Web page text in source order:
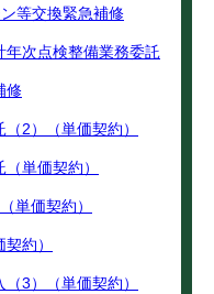
等交換緊急補修
年次点検整備業務委託
修
2）（単価契約）
単価契約）
単価契約）
約）
3）（単価契約）